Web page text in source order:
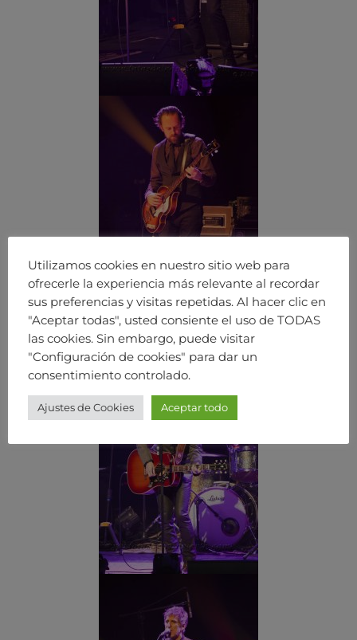
Utilizamos cookies en nuestro sitio web para
ofrecerle la experiencia más relevante al recordar
sus preferencias y visitas repetidas. Al hacer clic en
"Aceptar todas", usted consiente el uso de TODAS
las cookies. Sin embargo, puede visitar
"Configuración de cookies" para dar un
consentimiento controlado.
Ajustes de Cookies Aceptar todo